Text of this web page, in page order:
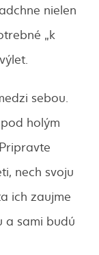
nielen
„k
sebou.
holým
nech svoju
ich zaujme
a sami budú